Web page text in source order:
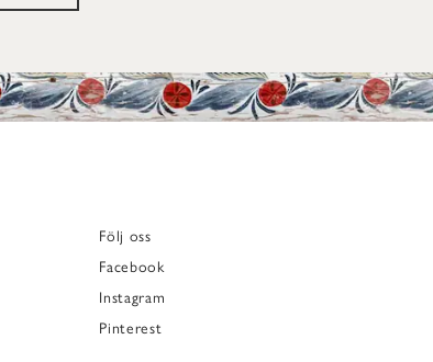
Följ oss
Facebook
Instagram
Pinterest